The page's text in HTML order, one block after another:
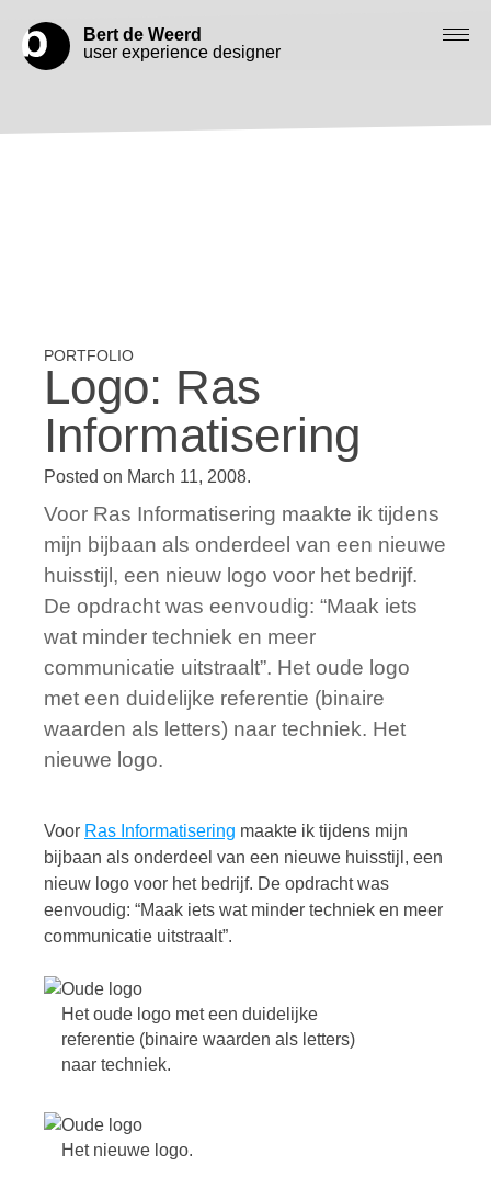
Logo: Ras
Informatisering
Posted on March 11, 2008.
Voor Ras Informatisering maakte ik tijdens
mijn bijbaan als onderdeel van een nieuwe
huisstijl, een nieuw logo voor het bedrijf.
De opdracht was eenvoudig: “Maak iets
wat minder techniek en meer
communicatie uitstraalt”. Het oude logo
met een duidelijke referentie (binaire
waarden als letters) naar techniek. Het
nieuwe logo.
Voor Ras Informatisering maakte ik tijdens mijn
bijbaan als onderdeel van een nieuwe huisstijl, een
nieuw logo voor het bedrijf. De opdracht was
eenvoudig: “Maak iets wat minder techniek en meer
communicatie uitstraalt”.
Het oude logo met een duidelijke
referentie (binaire waarden als letters)
naar techniek.
Het nieuwe logo.
Bert de Weerd
user experience designer